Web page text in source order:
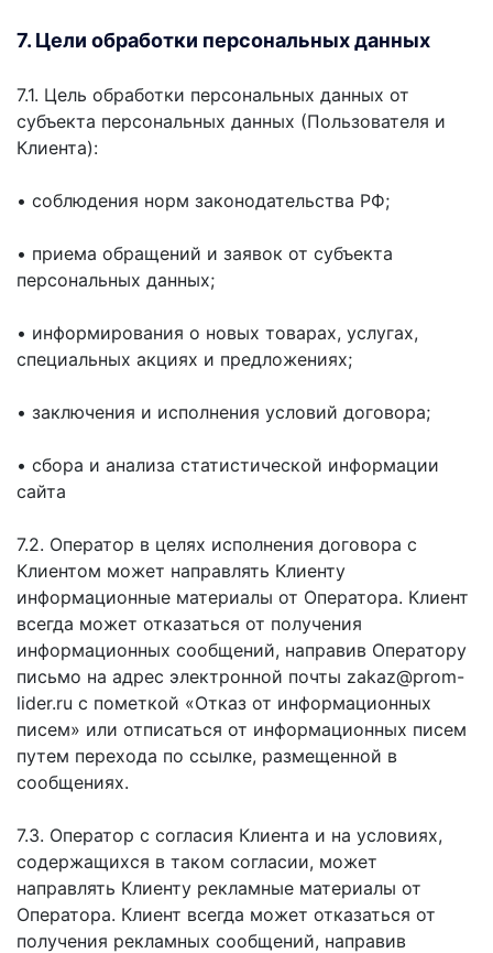
7. Цели обработки персональных данных
7.1. Цель обработки персональных данных от
субъекта персональных данных (Пользователя и
Клиента):
• соблюдения норм законодательства РФ;
• приема обращений и заявок от субъекта
персональных данных;
• информирования о новых товарах, услугах,
специальных акциях и предложениях;
• заключения и исполнения условий договора;
• сбора и анализа статистической информации
сайта
7.2. Оператор в целях исполнения договора с
Клиентом может направлять Клиенту
информационные материалы от Оператора. Клиент
всегда может отказаться от получения
информационных сообщений, направив Оператору
письмо на адрес электронной почты zakaz@prom-
lider.ru с пометкой «Отказ от информационных
писем» или отписаться от информационных писем
путем перехода по ссылке, размещенной в
сообщениях.
7.3. Оператор с согласия Клиента и на условиях,
содержащихся в таком согласии, может
направлять Клиенту рекламные материалы от
Оператора. Клиент всегда может отказаться от
получения рекламных сообщений, направив